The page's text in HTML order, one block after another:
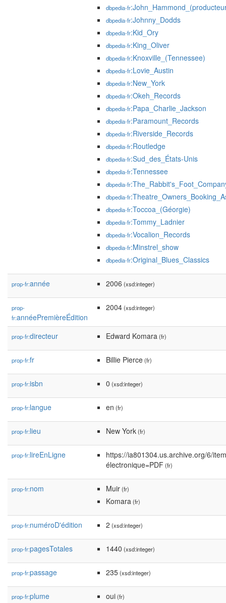
dbpedia-fr
dbpedia-fr:Johnny_Dodds
dbpedia-fr:Kid_Ory
dbpedia-fr:King_Oliver
dbpedia-fr:Knoxville_(Tennessee)
dbpedia-fr:Lovie_Austin
dbpedia-fr:New_York
dbpedia-fr:Okeh_Records
dbpedia-fr:Papa_Charlie_Jackson
dbpedia-fr:Paramount_Records
dbpedia-fr:Riverside_Records
dbpedia-fr:Routledge
dbpedia-fr:Sud_des_États-Unis
dbpedia-fr:Tennessee
dbpedia-fr
dbpedia-fr
dbpedia-fr:Toccoa_(Géorgie)
dbpedia-fr:Tommy_Ladnier
dbpedia-fr:Vocalion_Records
dbpedia-fr:Minstrel_show
dbpedia-fr:Original_Blues_Classics
prop-fr:année 2006 (xsd:integer)
prop-
fr:annéePremièreÉdition
2004(xsd:integer)
prop-fr:directeur Edward Komara(fr)
prop-fr:fr Billie Pierce(fr)
prop-fr:isbn 0 (xsd:integer)
prop-fr:langue en (fr)
prop-fr:lieu New York(fr)
prop-fr:lireEnLigne
https://ia801304.us.archive.org/6/
électronique=PDF (fr)
prop-fr:nom Muir(fr)
Komara(fr)
prop-fr:numéroD'édition 2 (xsd:integer)
prop-fr:pagesTotales 1440 (xsd:integer)
prop-fr:passage 235(xsd:integer)
prop-fr:plume oui(fr)